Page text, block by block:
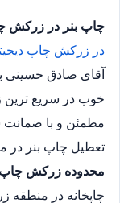
چاپ بنر در زرکش
در زرکش چاپ
آقای صادق
خوب در سریع ترین
تعطیل چاپ بنر در
محدوده زرکش
چاپخانه در